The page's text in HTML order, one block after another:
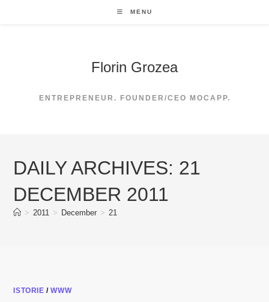
MENU
Florin Grozea
ENTREPRENEUR. FOUNDER/CEO MOCAPP.
DAILY ARCHIVES: 21
DECEMBER 2011
> 2011 > December > 21
ISTORIE /WWW